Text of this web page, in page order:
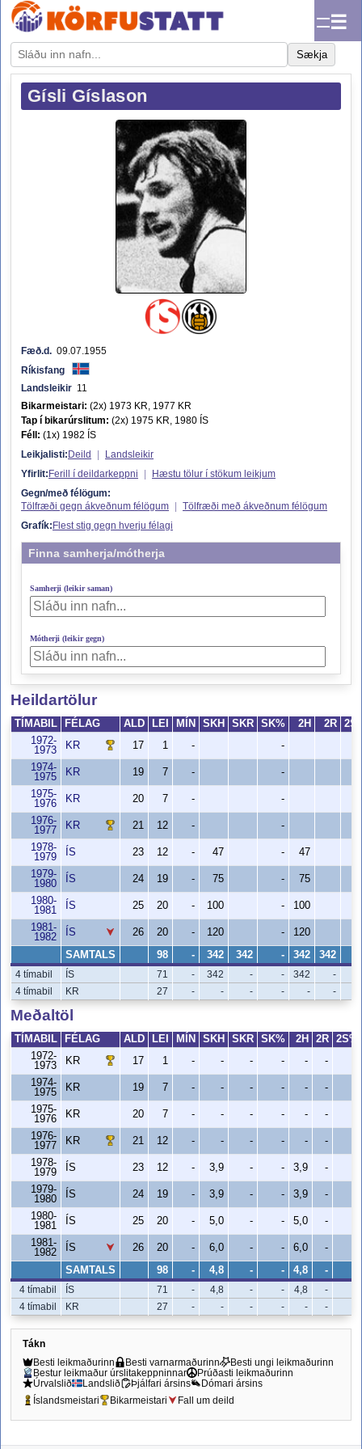
☰
Sækja
Gísli Gíslason
Fæð.d. 09.07.1955
Ríkisfang
Landsleikir 11
Bikarmeistari: (2x) 1973 KR, 1977 KR
Tap í bikarúrslitum: (2x) 1975 KR, 1980 ÍS
Féll: (1x) 1982 ÍS
Leikjalisti: Deild
Landsleikir
Yfirlit: Ferill í deildarkeppni
Hæstu tölur í stökum leikjum
Gegn/með félögum:
Tölfræði gegn ákveðnum félögum
Tölfræði með ákveðnum félögum
Grafík: Flest stig gegn hverju félagi
Finna samherja/mótherja
Samherji (leikir saman)
Mótherji (leikir gegn)
Heildartölur
TÍMABIL FÉLAG ALD LEI MÍN SKH SKR SK% 2H 2R
1972-
1973
KR 17 1 -
-
1974-
1975
KR 19 7 -
-
1975-
1976
KR 20 7 -
-
1976-
1977
KR 21 12 -
-
1978-
1979
ÍS 23 12 - 47 -
47
1979-
1980
ÍS 24 19 - 75 -
75
1980-
1981
ÍS 25 20 - 100 -
100
1981-
1982
ÍS 26 20 - 120 - 120
SAMTALS 98 - 342 342 - 342 342
4 tímabil ÍS 71 - 342 - - 342
-
4 tímabil
KR 27 - - - - - -
Meðaltöl
TÍMABIL FÉLAG ALD LEI MÍN SKH SKR SK% 2H 2R
2S%
1972-
1973
KR 17 1 - - - - - -
1974-
1975
KR 19 7 - - - - - -
1975-
1976
KR 20 7 - - - - - -
1976-
1977
KR 21 12 - - - - - -
1978-
1979
ÍS 23 12 - 3,9 - - 3,9 -
1979-
1980
ÍS 24 19 - 3,9 - - 3,9 -
1980-
1981
ÍS 25 20 - 5,0 - - 5,0 -
1981-
1982
ÍS 26 20 - 6,0 - - 6,0 -
SAMTALS 98 - 4,8 - - 4,8 -
4 tímabil ÍS 71 - 4,8 - - 4,8 -
4 tímabil
KR 27 - - - - - -
Tákn
Besti leikmaðurinn
Besti varnarmaðurinn
Besti ungi leikmaðurinn
Bestur leikmaður úrslitakeppninnar
Prúðasti leikmaðurinn
Úrvalslið
Landslið Þjálfari ársins
Dómari ársins
Íslandsmeistari
Bikarmeistari Fall um deild